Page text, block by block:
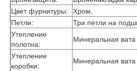
Мегаполис ГЛ
Неоклассика Про
Скин
Тренд
Двери ВанМарк
Шпон
Цвет фурнитуры: Хром.
Петли:
Три петли на
Утепление
полотна:
Минеральная вата
Утепление
коробки:
Минеральная вата